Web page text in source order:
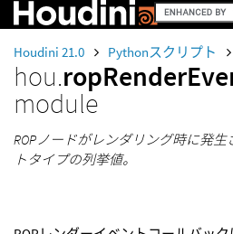
Houdini 21.0 Pythonスクリプト
hou.
module
ROPノードがレンダリング時に発
トタイプの列挙値。